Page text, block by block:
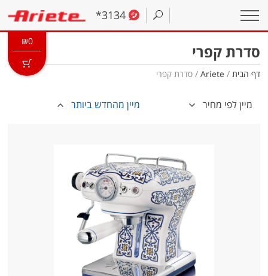
*3134
₪0
סדרת קפרי
דף הבית /
Ariete / סדרת קפרי
מיין לפי מחיר מיין מהחדש ביותר